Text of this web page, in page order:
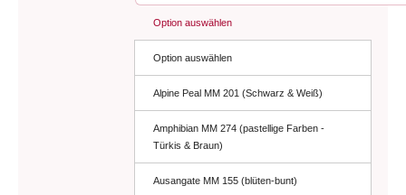
Option auswählen
Option auswählen
Alpine Peal MM 201 (Schwarz & Weiß)
Amphibian MM 274 (pastellige Farben -
Türkis & Braun)
Ausangate MM 155 (blüten-bunt)